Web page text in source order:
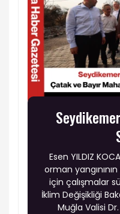
Esen YILDIZ
orman
için çalışmalar
İklim Değişikliği
Muğla Valisi